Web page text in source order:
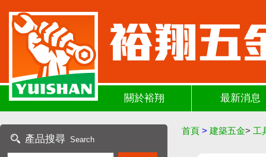
關於裕翔 最新消息
產品搜尋 Search
首頁 > 建築五金> 工